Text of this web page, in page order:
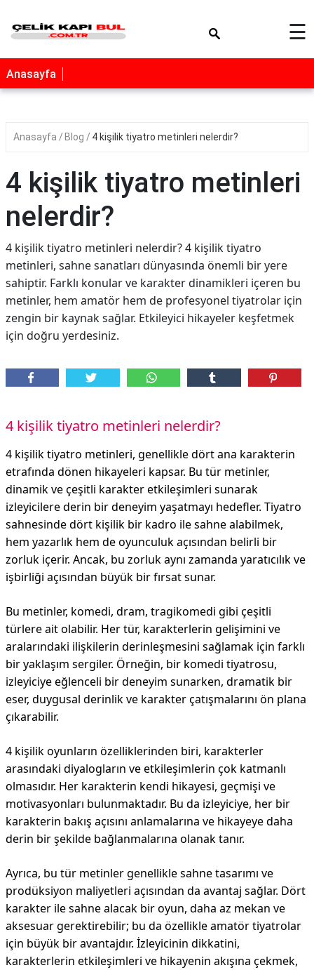
☰
Anasayfa
Anasayfa Blog 4 kişilik tiyatro metinleri nelerdir?
4 kişilik tiyatro metinleri
nelerdir?
4 kişilik tiyatro metinleri nelerdir? 4 kişilik tiyatro
metinleri, sahne sanatları dünyasında önemli bir yere
sahiptir. Farklı konular ve karakter dinamikleri içeren bu
metinler, hem amatör hem de profesyonel tiyatrolar için
zengin bir kaynak sağlar. Etkileyici hikayeler keşfetmek
için doğru yerdesiniz.
4 kişilik tiyatro metinleri nelerdir?
4 kişilik tiyatro metinleri, genellikle dört ana karakterin
etrafında dönen hikayeleri kapsar. Bu tür metinler,
dinamik ve çeşitli karakter etkileşimleri sunarak
izleyicilere derin bir deneyim yaşatmayı hedefler. Tiyatro
sahnesinde dört kişilik bir kadro ile sahne alabilmek,
hem yazarlık hem de oyunculuk açısından belirli bir
zorluk içerir. Ancak, bu zorluk aynı zamanda yaratıcılık ve
işbirliği açısından büyük bir fırsat sunar.
Bu metinler, komedi, dram, tragikomedi gibi çeşitli
türlere ait olabilir. Her tür, karakterlerin gelişimini ve
aralarındaki ilişkilerin derinleşmesini sağlamak için farklı
bir yaklaşım sergiler. Örneğin, bir komedi tiyatrosu,
izleyiciye eğlenceli bir deneyim sunarken, dramatik bir
eser, duygusal derinlik ve karakter çatışmalarını ön plana
çıkarabilir.
4 kişilik oyunların özelliklerinden biri, karakterler
arasındaki diyalogların ve etkileşimlerin çok katmanlı
olmasıdır. Her karakterin kendi hikayesi, geçmişi ve
motivasyonları bulunmaktadır. Bu da izleyiciye, her bir
karakterin bakış açısını anlamalarına ve hikayeye daha
derin bir şekilde bağlanmalarına olanak tanır.
Ayrıca, bu tür metinler genellikle sahne tasarımı ve
prodüksiyon maliyetleri açısından da avantaj sağlar. Dört
karakter ile sahne alacak bir oyun, daha az mekan ve
aksesuar gerektirebilir; bu da özellikle amatör tiyatrolar
için büyük bir avantajdır. İzleyicinin dikkatini,
karakterlerin etkileşimleri ve hikayenin akışına çekmek,